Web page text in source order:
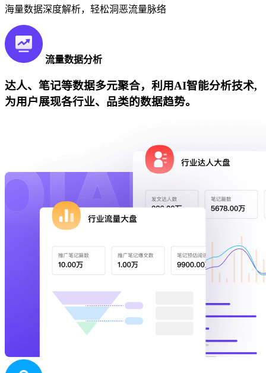
海量数据深度解析，轻松洞恶流量脉络
流量数据分析
达人、笔记等数据多元聚合，利用AI智能分析技术,
为用户展现各行业、品类的数据趋势。